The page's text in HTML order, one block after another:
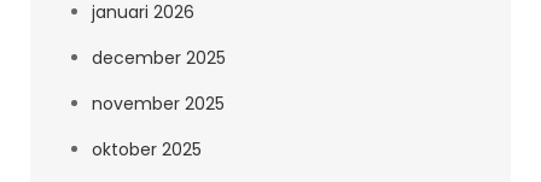
januari 2026
december 2025
november 2025
oktober 2025